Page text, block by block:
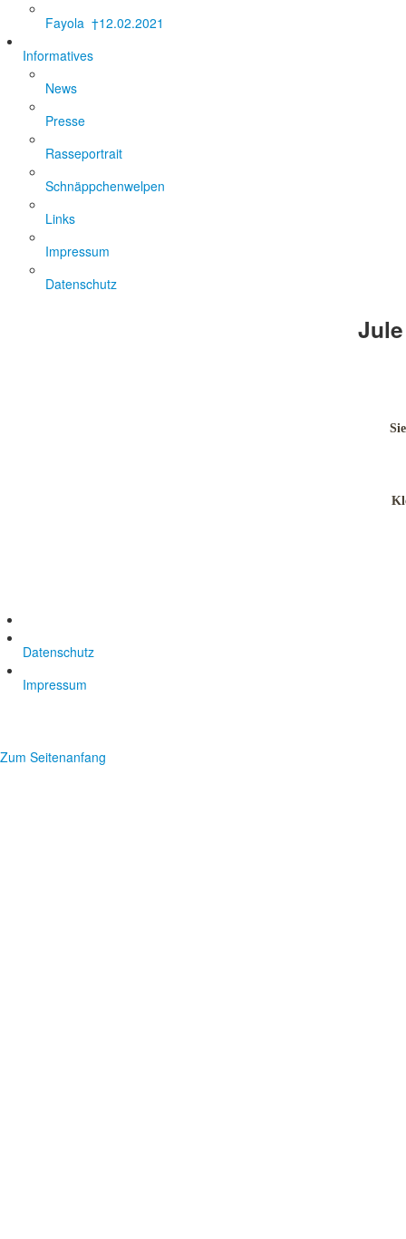
Fayola †12.02.2021
Informatives
News
Presse
Rasseportrait
Schnäppchenwelpen
Links
Impressum
Datenschutz
Datenschutz
Impressum
Zum Seitenanfang